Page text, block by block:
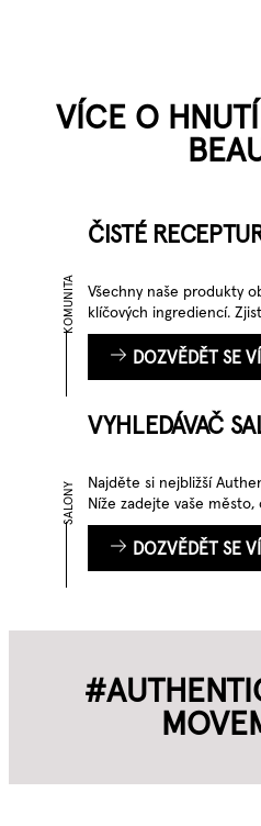
VÍCE O
ČISTÉ
Všechny naše produkty
klíčových ingrediencí.
DOZVĚDĚT SE
KOMUNITA
VYHLEDÁVAČ
Najděte si nejbližší
Níže zadejte vaše město,
DOZVĚDĚT SE
SALONY